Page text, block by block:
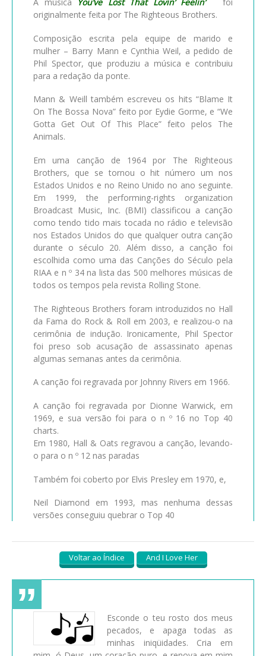
originalmente feita por The Righteous Brothers.
Composição escrita pela equipe de marido e
mulher – Barry Mann e Cynthia Weil, a pedido de
Phil Spector, que produziu a música e contribuiu
para a redação da ponte.
Mann & Weill também escreveu os hits “Blame It
On The Bossa Nova” feito por Eydie Gorme, e “We
Gotta Get Out Of This Place” feito pelos The
Animals.
Em uma canção de 1964 por The Righteous
Brothers, que se tornou o hit número um nos
Estados Unidos e no Reino Unido no ano seguinte.
Em 1999, the performing-rights organization
Broadcast Music, Inc. (BMI) classificou a canção
como tendo tido mais tocada no rádio e televisão
nos Estados Unidos do que qualquer outra canção
durante o século 20. Além disso, a canção foi
escolhida como uma das Canções do Século pela
RIAA e n º 34 na lista das 500 melhores músicas de
todos os tempos pela revista Rolling Stone.
The Righteous Brothers foram introduzidos no Hall
da Fama do Rock & Roll em 2003, e realizou-o na
cerimônia de indução. Ironicamente, Phil Spector
foi preso sob acusação de assassinato apenas
algumas semanas antes da cerimônia.
A canção foi regravada por Johnny Rivers em 1966.
A canção foi regravada por Dionne Warwick, em
1969, e sua versão foi para o n º 16 no Top 40
charts.
Em 1980, Hall & Oats regravou a canção, levando-
o para o n º 12 nas paradas
Também foi coberto por Elvis Presley em 1970, e,
Neil Diamond em 1993, mas nenhuma dessas
versões conseguiu quebrar o Top 40
Voltar ao Índice And I Love Her
Esconde o teu rosto dos meus
pecados, e apaga todas as
minhas iniqüidades. Cria em